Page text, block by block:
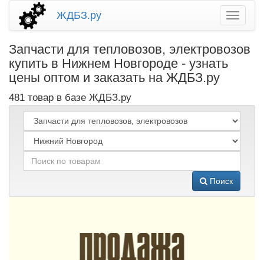
ЖДБЗ.ру
Запчасти для тепловозов, электровозов
купить в Нижнем Новгороде - узнать
цены оптом и заказать на ЖДБЗ.ру
481 товар в базе ЖДБЗ.ру
Поиск